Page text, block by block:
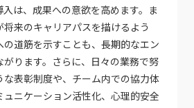
は、成果への意欲を高めます。ま
来のキャリアパスを描けるよう
の道筋を示すことも、長期的なエン
がります。さらに、日々の業務で努
な表彰制度や、チーム内での協力体
ニケーション活性化、心理的安全